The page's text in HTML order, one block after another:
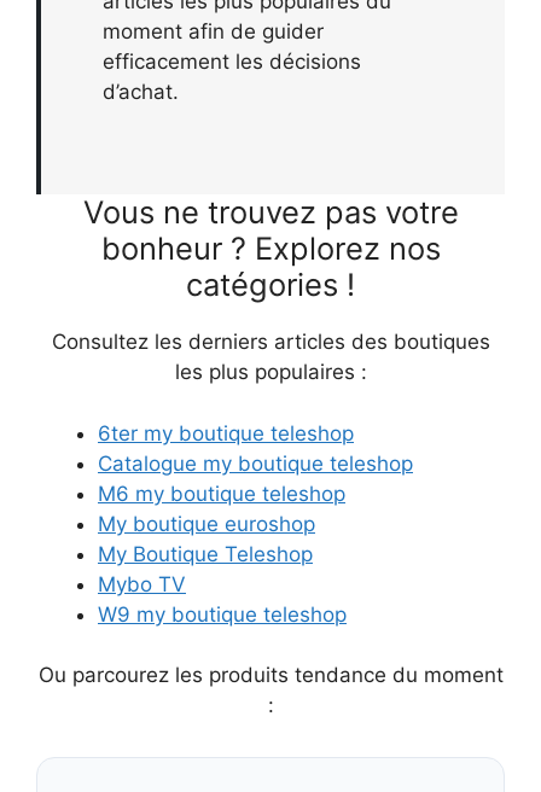
moment afin de guider
efficacement les décisions
d’achat.
Vous ne trouvez pas votre
bonheur ? Explorez nos
catégories !
Consultez les derniers articles des boutiques
les plus populaires :
6ter my boutique teleshop
Catalogue my boutique teleshop
M6 my boutique teleshop
My boutique euroshop
My Boutique Teleshop
Mybo TV
W9 my boutique teleshop
Ou parcourez les produits tendance du moment
: